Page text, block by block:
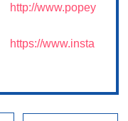
http://www.popey
https://www.insta